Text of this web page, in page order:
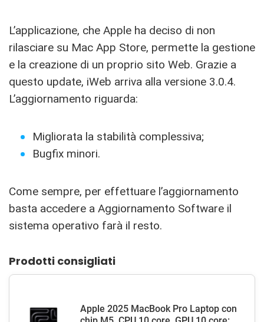
L’applicazione, che Apple ha deciso di non
rilasciare su Mac App Store, permette la gestione
e la creazione di un proprio sito Web. Grazie a
questo update, iWeb arriva alla versione 3.0.4.
L’aggiornamento riguarda:
Migliorata la stabilità complessiva;
Bugfix minori.
Come sempre, per effettuare l’aggiornamento
basta accedere a Aggiornamento Software il
sistema operativo farà il resto.
Prodotti consigliati
Apple 2025 MacBook Pro Laptop con